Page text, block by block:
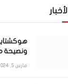
ونصيحة من
مارس 5, 2024